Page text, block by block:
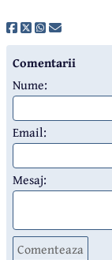
Comentarii
Nume:
Email:
Mesaj:
Comenteaza